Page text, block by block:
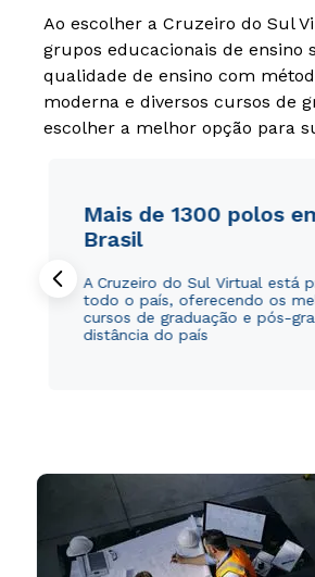
Ao escolher a Cruzeiro do Sul
grupos educacionais de ensino
qualidade de ensino com
moderna e diversos cursos de
escolher a melhor opção para
Mais de 1300 polos
Brasil
A Cruzeiro do Sul Virtual está
todo o país, oferecendo os
cursos de graduação e pós-
distância do país